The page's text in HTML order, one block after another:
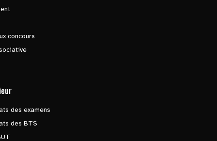
concours
des examens
des BTS